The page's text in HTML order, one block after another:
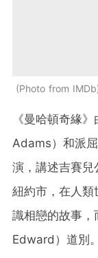
Photo from IMDb
《曼哈頓奇緣
Adams）和派
演，講述吉賽兒
紐約市，在人
識相戀的故事
Edward）道別。